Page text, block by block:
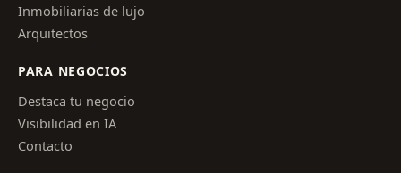
Inmobiliarias de lujo
Arquitectos
PARA NEGOCIOS
Destaca tu negocio
Visibilidad en IA
Contacto